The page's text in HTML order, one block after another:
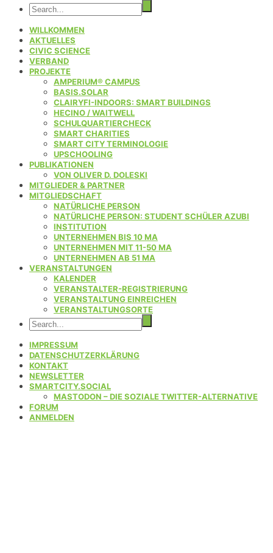
WILLKOMMEN
AKTUELLES
CIVIC SCIENCE
VERBAND
PROJEKTE
AMPERIUM® CAMPUS
BASIS.SOLAR
CLAIRYFI-INDOORS: SMART BUILDINGS
HECINO / WAITWELL
SCHULQUARTIERCHECK
SMART CHARITIES
SMART CITY TERMINOLOGIE
UPSCHOOLING
PUBLIKATIONEN
VON OLIVER D. DOLESKI
MITGLIEDER & PARTNER
MITGLIEDSCHAFT
NATÜRLICHE PERSON
NATÜRLICHE PERSON: STUDENT SCHÜLER AZUBI
INSTITUTION
UNTERNEHMEN BIS 10 MA
UNTERNEHMEN MIT 11-50 MA
UNTERNEHMEN AB 51 MA
VERANSTALTUNGEN
KALENDER
VERANSTALTER-REGISTRIERUNG
VERANSTALTUNG EINREICHEN
VERANSTALTUNGSORTE
IMPRESSUM
DATENSCHUTZERKLÄRUNG
KONTAKT
NEWSLETTER
SMARTCITY.SOCIAL
MASTODON – DIE SOZIALE TWITTER-ALTERNATIVE
FORUM
ANMELDEN